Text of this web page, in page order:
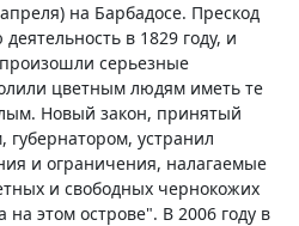
на Барбадосе. Прескод
в 1829 году, и
серьезные
цветным людям иметь те
Новый закон, принятый
устранил
и ограничения, налагаемые
и свободных чернокожих
на этом острове". В 2006 году в